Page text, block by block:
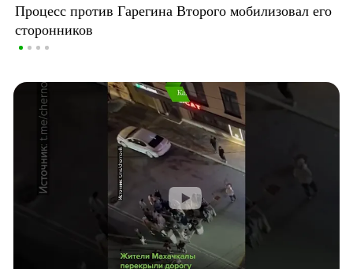
Процесс против Гарегина Второго мобилизовал его
сторонников